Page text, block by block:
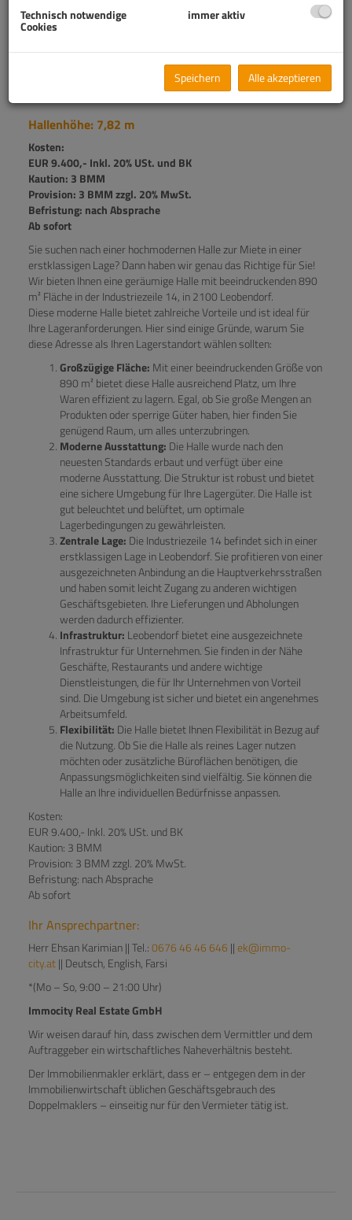
Beschreibung
Modernste Halle mit 890 m² in Leobendorf - Ideal für
Hallenhöhe: 7,82 m
Kosten:
EUR 9.400,- Inkl. 20% USt. und BK
Kaution: 3 BMM
Provision: 3 BMM zzgl. 20% MwSt.
Befristung: nach Absprache
Ab sofort
Sie suchen nach einer hochmodernen Halle zur Miete in einer
erstklassigen Lage? Dann haben wir genau das Richtige für Sie!
Wir bieten Ihnen eine geräumige Halle mit beeindruckenden 890
m² Fläche in der Industriezeile 14, in 2100 Leobendorf.
Diese moderne Halle bietet zahlreiche Vorteile und ist ideal für
Ihre Lageranforderungen. Hier sind einige Gründe, warum Sie
diese Adresse als Ihren Lagerstandort wählen sollten:
Großzügige Fläche: Mit einer beeindruckenden Größe von
890 m² bietet diese Halle ausreichend Platz, um Ihre
Waren effizient zu lagern. Egal, ob Sie große Mengen an
Produkten oder sperrige Güter haben, hier finden Sie
genügend Raum, um alles unterzubringen.
Moderne Ausstattung: Die Halle wurde nach den
neuesten Standards erbaut und verfügt über eine
moderne Ausstattung. Die Struktur ist robust und bietet
eine sichere Umgebung für Ihre Lagergüter. Die Halle ist
gut beleuchtet und belüftet, um optimale
Lagerbedingungen zu gewährleisten.
Zentrale Lage: Die Industriezeile 14 befindet sich in einer
erstklassigen Lage in Leobendorf. Sie profitieren von einer
ausgezeichneten Anbindung an die Hauptverkehrsstraßen
und haben somit leicht Zugang zu anderen wichtigen
Geschäftsgebieten. Ihre Lieferungen und Abholungen
werden dadurch effizienter.
Infrastruktur: Leobendorf bietet eine ausgezeichnete
Infrastruktur für Unternehmen. Sie finden in der Nähe
Geschäfte, Restaurants und andere wichtige
Dienstleistungen, die für Ihr Unternehmen von Vorteil
sind. Die Umgebung ist sicher und bietet ein angenehmes
Arbeitsumfeld.
Flexibilität: Die Halle bietet Ihnen Flexibilität in Bezug auf
die Nutzung. Ob Sie die Halle als reines Lager nutzen
möchten oder zusätzliche Büroflächen benötigen, die
Anpassungsmöglichkeiten sind vielfältig. Sie können die
Halle an Ihre individuellen Bedürfnisse anpassen.
Kosten:
EUR 9.400,- Inkl. 20% USt. und BK
Kaution: 3 BMM
Provision: 3 BMM zzgl. 20% MwSt.
Befristung: nach Absprache
Ab sofort
Ihr Ansprechpartner:
Herr Ehsan Karimian || Tel.:0676 46 46 646 ||ek@immo-
city.at|| Deutsch, English, Farsi
*(Mo – So, 9:00 – 21:00 Uhr)
Immocity Real Estate GmbH
Wir weisen darauf hin, dass zwischen dem Vermittler und dem
Auftraggeber ein wirtschaftliches Naheverhältnis besteht.
Der Immobilienmakler erklärt, dass er – entgegen dem in der
Immobilienwirtschaft üblichen Geschäftsgebrauch des
Doppelmaklers – einseitig nur für den Vermieter tätig ist.
Technisch notwendige
Cookies
immer aktiv
Speichern Alle akzeptieren